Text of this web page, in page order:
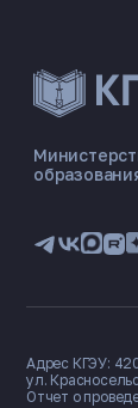
Адрес КГЭУ:
ул.
Отчет о